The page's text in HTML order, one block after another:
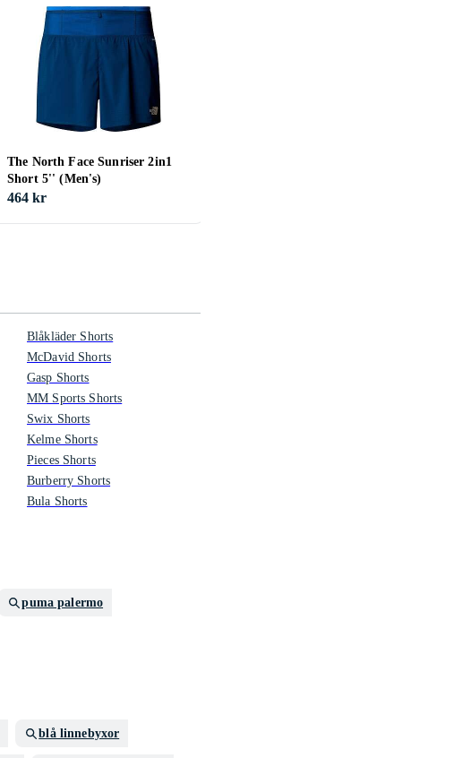
The North Face Sunriser 2in1
Short 5'' (Men's)
464 kr
Blåkläder Shorts
McDavid Shorts
Gasp Shorts
MM Sports Shorts
Swix Shorts
Kelme Shorts
Pieces Shorts
Burberry Shorts
Bula Shorts
puma palermo
blå linnebyxor